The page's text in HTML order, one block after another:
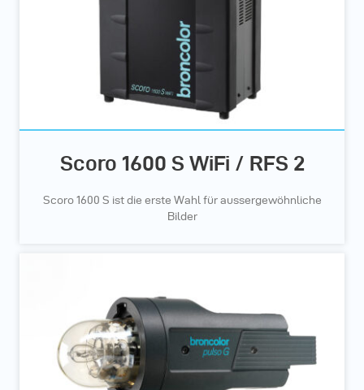
Scoro 1600 S WiFi / RFS 2
Scoro 1600 S ist die erste Wahl für aussergewöhnliche
Bilder